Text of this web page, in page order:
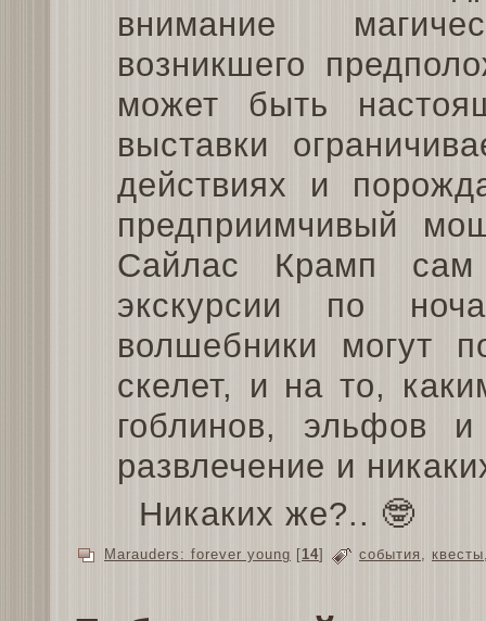
внимание
возникшего
может быть
выставки
действиях и
предприимчивый
Сайлас Крамп
экскурсии по
волшебники могут
скелет, и на то,
гоблинов, эльфов и
развлечение и
Никаких же?.. 🤓
Marauders: forever young [14] события , квесты